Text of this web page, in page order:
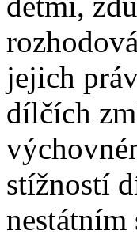
jejich
dílčích
stížností
nestátním